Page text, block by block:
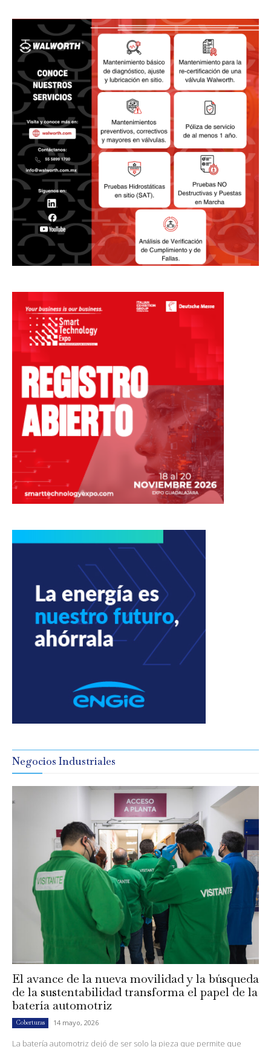
Negocios Industriales
El avance de la nueva movilidad y la búsqueda
de la sustentabilidad transforma el papel de la
batería automotriz
Coberturas 14 mayo, 2026
La batería automotriz dejó de ser solo la pieza que permite que